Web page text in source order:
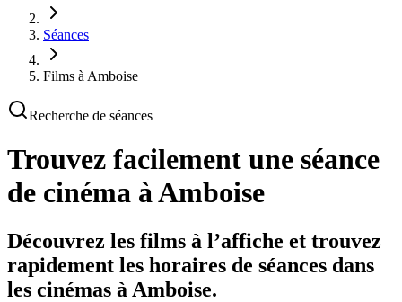
Séances
Films à Amboise
Recherche de séances
Trouvez facilement une séance
de cinéma à Amboise
Découvrez les films à l’affiche et trouvez
rapidement les horaires de séances dans
les cinémas à Amboise.